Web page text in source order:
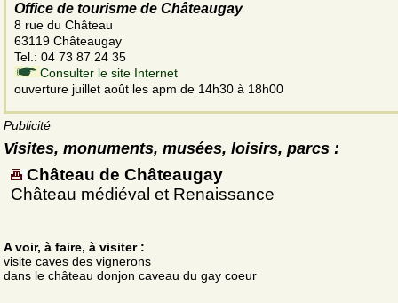
Office de tourisme de Châteaugay
8 rue du Château
63119 Châteaugay
Tel.: 04 73 87 24 35
Consulter le site Internet
ouverture juillet août les apm de 14h30 à 18h00
Publicité
Visites, monuments, musées, loisirs, parcs :
Château de Châteaugay
Château médiéval et Renaissance
A voir, à faire, à visiter :
visite caves des vignerons
dans le château donjon caveau du gay coeur